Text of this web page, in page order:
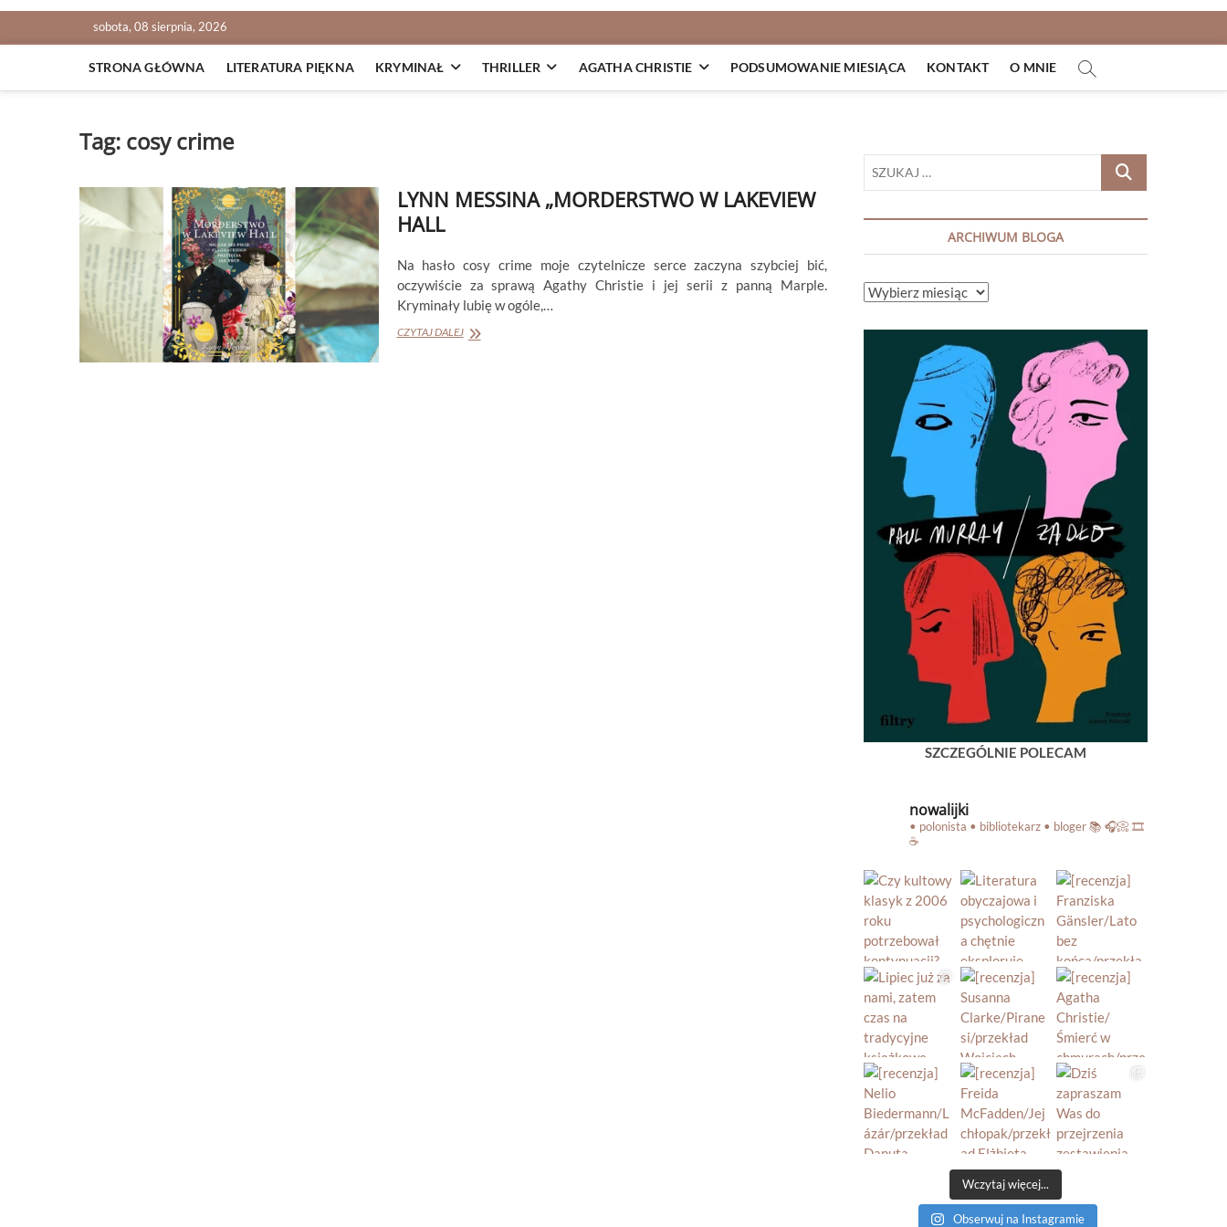
sobota, 08 sierpnia, 2026
STRONA GŁÓWNA LITERATURA PIĘKNA KRYMINAŁ THRILLER AGATHA CHRISTIE PODSUMOWANIE MIESIĄCA KONTAKT O MNIE
Tag: cosy crime
LYNN MESSINA „MORDERSTWO W LAKEVIEW
HALL
Na hasło cosy crime moje czytelnicze serce zaczyna szybciej bić,
oczywiście za sprawą Agathy Christie i jej serii z panną Marple.
Kryminały lubię w ogóle,…
CZYTAJ DALEJLYNN
SZUKAJ
ARCHIWUM BLOGA
ARCHIWUM
SZCZEGÓLNIE POLECAM
nowalijki
• polonista • bibliotekarz • bloger📚 🎧📀 🎞️
☕️
Wczytaj więcej...
Obserwuj na Instagramie